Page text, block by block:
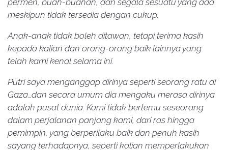
permen, buah-buahan, dan segala sesuatu yang ada
meskipun tidak tersedia dengan cukup.
Anak-anak tidak boleh ditawan, tetapi terima kasih
kepada kalian dan orang-orang baik lainnya yang
telah kami kenal selama ini.
Putri saya menganggap dirinya seperti seorang ratu di
Gaza…dan secara umum dia mengaku merasa dirinya
adalah pusat dunia. Kami tidak bertemu seseorang
dalam perjalanan panjang kami, dari ras hingga
pemimpin, yang berperilaku baik dan penuh kasih
sayang terhadapnya, seperti kalian memperlakukan